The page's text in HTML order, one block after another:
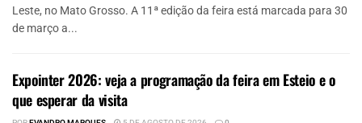
Leste, no Mato Grosso. A 11ª edição da feira está marcada para 30
de março a...
Expointer 2026: veja a programação da feira em Esteio e o
que esperar da visita